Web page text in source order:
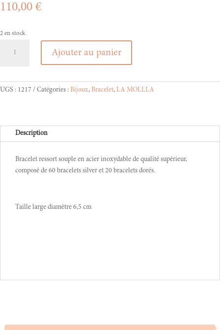
110,00 €
2 en stock
&
Ajouter au panier
UGS : 1217 Catégories : Bijoux, Bracelet, LA MOLLLA
Description
Bracelet ressort souple en acier inoxydable de qualité supérieur,
composé de 60 bracelets silver et 20 bracelets dorés.
Taille large diamètre 6,5 cm